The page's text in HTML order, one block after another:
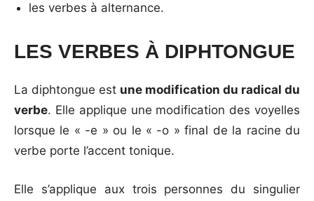
les verbes à alternance.
LES VERBES À DIPHTONGUE
La diphtongue est une modification du radical du
verbe. Elle applique une modification des voyelles
lorsque le « -e » ou le « -o » final de la racine du
verbe porte l’accent tonique.
Elle s’applique aux trois personnes du singulier